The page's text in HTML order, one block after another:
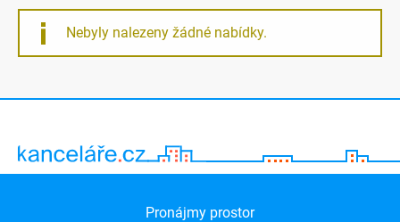
Nebyly nalezeny žádné nabídky.
Pronájmy prostor